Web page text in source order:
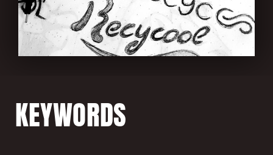
KEYWORDS